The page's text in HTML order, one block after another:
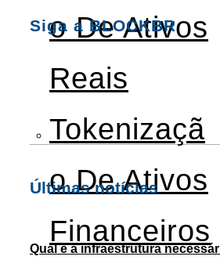
O De Ativos
Reais
Tokenizaçã
O De Ativos
Financeiros
Siga a BLOCKBR
Últimas notícias
Qual é a infraestrutura